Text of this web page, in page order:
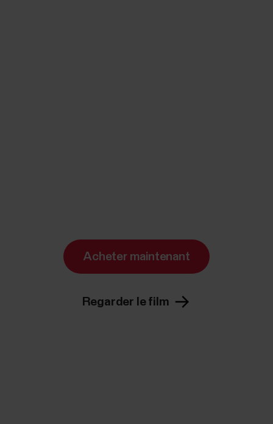
Acheter maintenant
Regarder le film